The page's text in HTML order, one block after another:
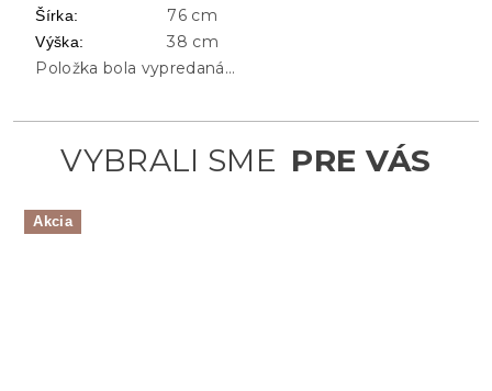
Akcia
Šírka: 76 cm
Výška:
38 cm
Položka bola vypredaná…